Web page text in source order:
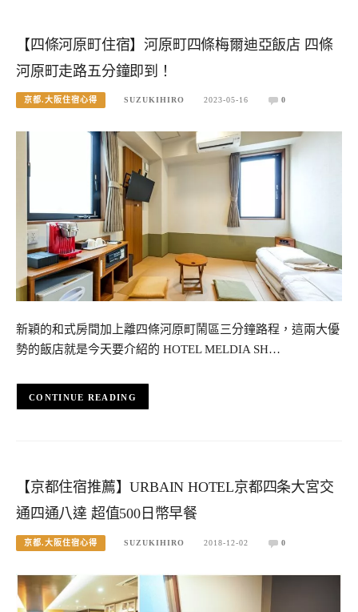
【四條河原町住宿】河原町四條梅爾迪亞飯店 四條
河原町走路五分鐘即到！
京都.大阪住宿心得 SUZUKIHIRO 2023-05-16 0
新穎的和式房間加上離四條河原町鬧區三分鐘路程，這兩大優
勢的飯店就是今天要介紹的 HOTEL MELDIA SH…
CONTINUE READING
【京都住宿推薦】URBAIN HOTEL京都四条大宮交
通四通八達 超值500日幣早餐
京都.大阪住宿心得 SUZUKIHIRO 2018-12-02 0